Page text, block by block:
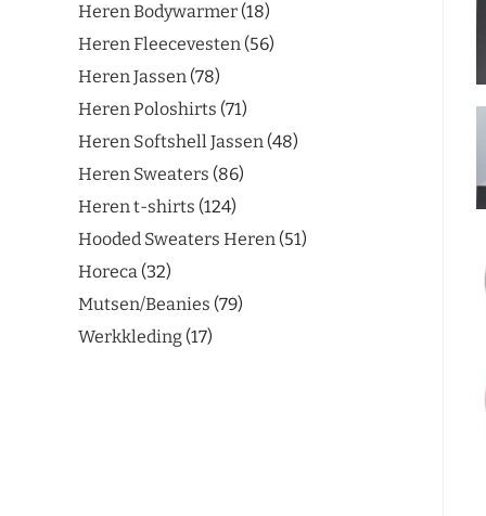
Heren Bodywarmer 18
Heren Fleecevesten 56
Heren Jassen 78
Heren Poloshirts 71
Heren Softshell Jassen 48
Heren Sweaters 86
Heren t-shirts 124
Hooded Sweaters Heren 51
Horeca 32
Mutsen/Beanies 79
Werkkleding 17